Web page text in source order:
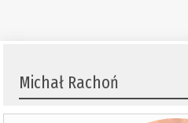
Michał Rachoń